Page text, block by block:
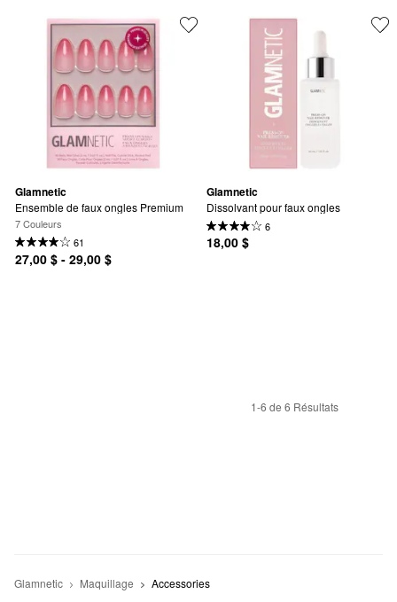
Glamnetic
Ensemble de faux ongles Premium
7 Couleurs
61
27,00 $ - 29,00 $
Glamnetic
Dissolvant pour faux ongles
6
18,00 $
1-6 de 6 Résultats
Glamnetic Maquillage Accessories